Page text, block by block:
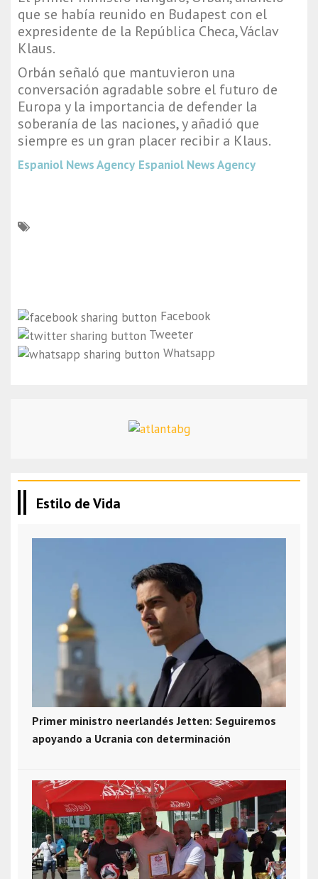
que se había reunido en Budapest con el
expresidente de la República Checa, Václav
Klaus.
Orbán señaló que mantuvieron una
conversación agradable sobre el futuro de
Europa y la importancia de defender la
soberanía de las naciones, y añadió que
siempre es un gran placer recibir a Klaus.
Espaniol News Agency Espaniol News Agency
Facebook
Tweeter
Whatsapp
Estilo de Vida
Primer ministro neerlandés Jetten: Seguiremos
apoyando a Ucrania con determinación